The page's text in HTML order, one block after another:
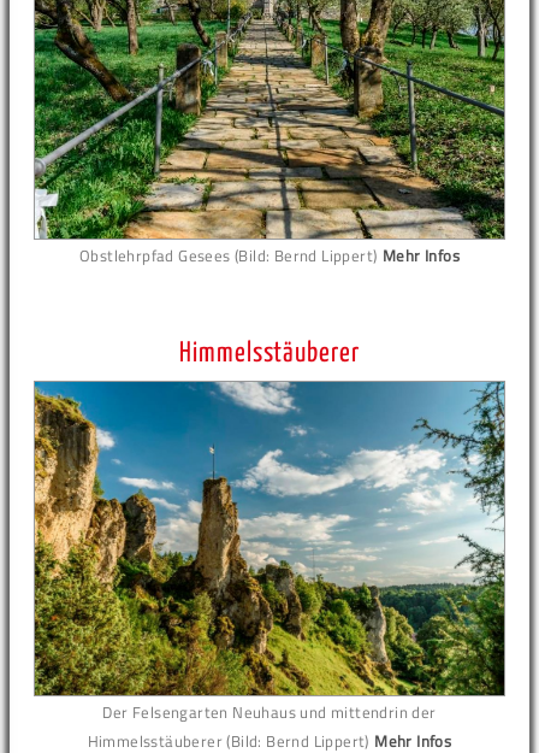
Obstlehrpfad Gesees (Bild: Bernd Lippert) Mehr Infos
Himmelsstäuberer
Der Felsengarten Neuhaus und mittendrin der
Himmelsstäuberer (Bild: Bernd Lippert) Mehr Infos